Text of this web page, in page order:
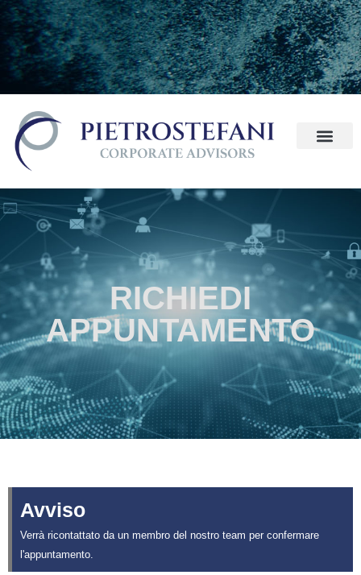
RICHIEDI
APPUNTAMENTO
Avviso
Verrà ricontattato da un membro del nostro team per confermare
l'appuntamento.